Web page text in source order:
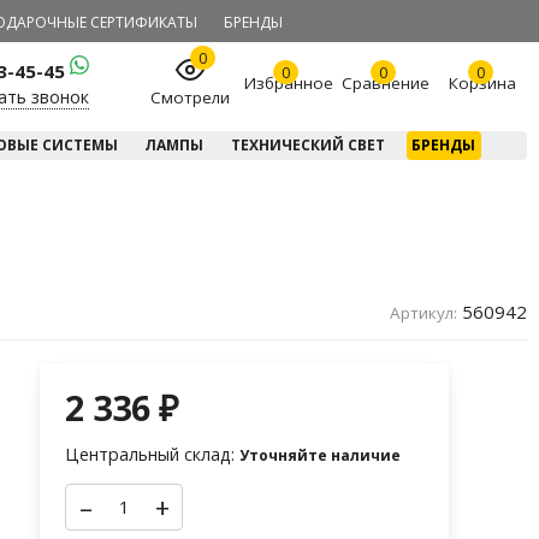
СЕРТИФИКАТЫ БРЕНДЫ
45-45
звонок
0
Смотрели
0
Избранное 0
Сравнение 0
Корзина
СИСТЕМЫ ЛАМПЫ ТЕХНИЧЕСКИЙ СВЕТ БРЕНДЫ
Артикул: 560942
2 336₽
Центральный склад: Уточняйте наличие
– +